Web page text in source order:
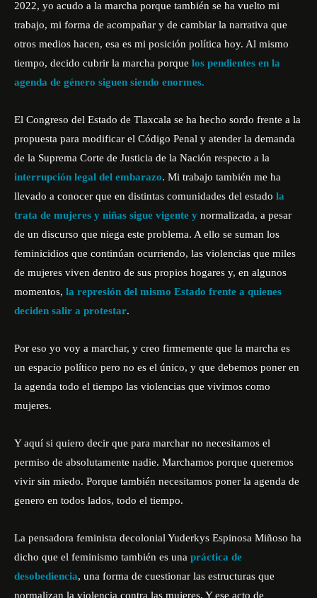
2022, yo acudo a la marcha porque también se ha vuelto mi
trabajo, mi forma de acompañar y de cambiar la narrativa que
otros medios hacen, esa es mi posición política hoy. Al mismo
tiempo, decido cubrir la marcha porque los pendientes en la
agenda de género siguen siendo enormes.
El Congreso del Estado de Tlaxcala se ha hecho sordo frente a la
propuesta para modificar el Código Penal y atender la demanda
de la Suprema Corte de Justicia de la Nación respecto a la
interrupción legal del embarazo. Mi trabajo también me ha
llevado a conocer que en distintas comunidades del estado la
trata de mujeres y niñas sigue vigente y normalizada, a pesar
de un discurso que niega este problema. A ello se suman los
feminicidios que continúan ocurriendo, las violencias que miles
de mujeres viven dentro de sus propios hogares y, en algunos
momentos, la represión del mismo Estado frente a quienes
deciden salir a protestar.
Por eso yo voy a marchar, y creo firmemente que la marcha es
un espacio político pero no es el único, y que debemos poner en
la agenda todo el tiempo las violencias que vivimos como
mujeres.
Y aquí si quiero decir que para marchar no necesitamos el
permiso de absolutamente nadie. Marchamos porque queremos
vivir sin miedo. Porque también necesitamos poner la agenda de
genero en todos lados, todo el tiempo.
La pensadora feminista decolonial Yuderkys Espinosa Miñoso ha
dicho que el feminismo también es una práctica de
desobediencia, una forma de cuestionar las estructuras que
normalizan la violencia contra las mujeres. Y ese acto de